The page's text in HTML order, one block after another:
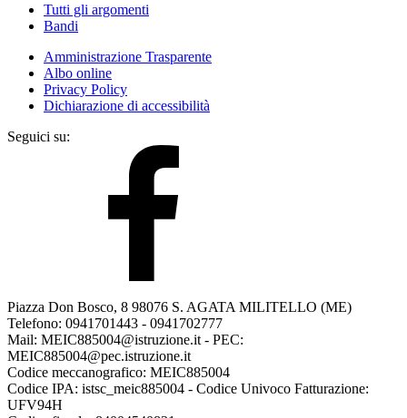
Tutti gli argomenti
Bandi
Amministrazione Trasparente
Albo online
Privacy Policy
Dichiarazione di accessibilità
Seguici su:
Piazza Don Bosco, 8 98076 S. AGATA MILITELLO (ME)
Telefono: 0941701443 - 0941702777
Mail: MEIC885004@istruzione.it - PEC:
MEIC885004@pec.istruzione.it
Codice meccanografico: MEIC885004
Codice IPA: istsc_meic885004 - Codice Univoco Fatturazione:
UFV94H